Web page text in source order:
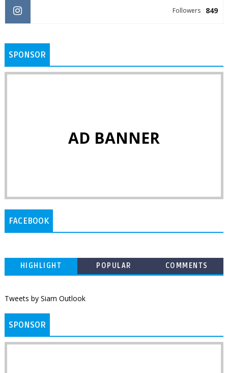
849
Followers
SPONSOR
AD BANNER
FACEBOOK
HIGHLIGHT POPULAR COMMENTS
Tweets by Siam Outlook
SPONSOR